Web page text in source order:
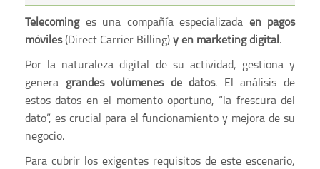
Telecominges una compañía especializada en pagos
móviles(Direct Carrier Billing) y en marketing digital .
Por la naturaleza digital de su actividad, gestiona y
genera grandes volúmenes de datos. El análisis de
estos datos en el momento oportuno, “la frescura del
dato”, es crucial para el funcionamiento y mejora de su
negocio.
Para cubrir los exigentes requisitos de este escenario,